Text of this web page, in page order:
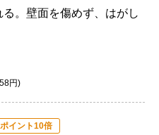
。壁面を傷めず、はがし
円)
ポイント10倍